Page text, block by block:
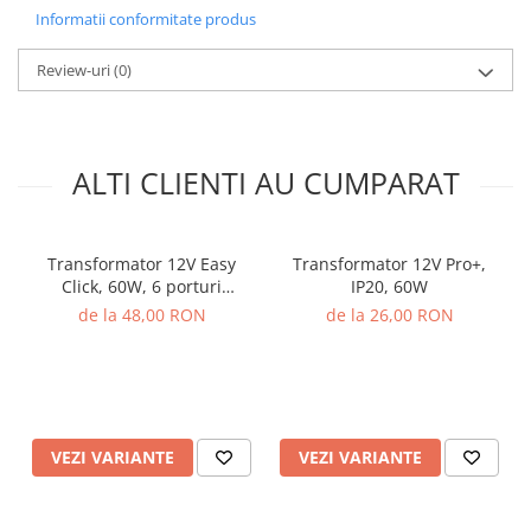
Informatii conformitate produs
Review-uri(0)
ALTI CLIENTI AU CUMPARAT
Transformator 12V Easy
Click, 60W, 6 porturi
MiniAmp
de la 48,00 RON
VEZI VARIANTE
Transformator 12V Pro+,
IP20, 60W
de la 26,00 RON
VEZI VARIANTE